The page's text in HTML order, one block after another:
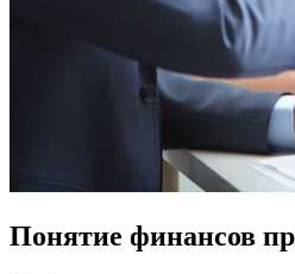
Понятие финансов